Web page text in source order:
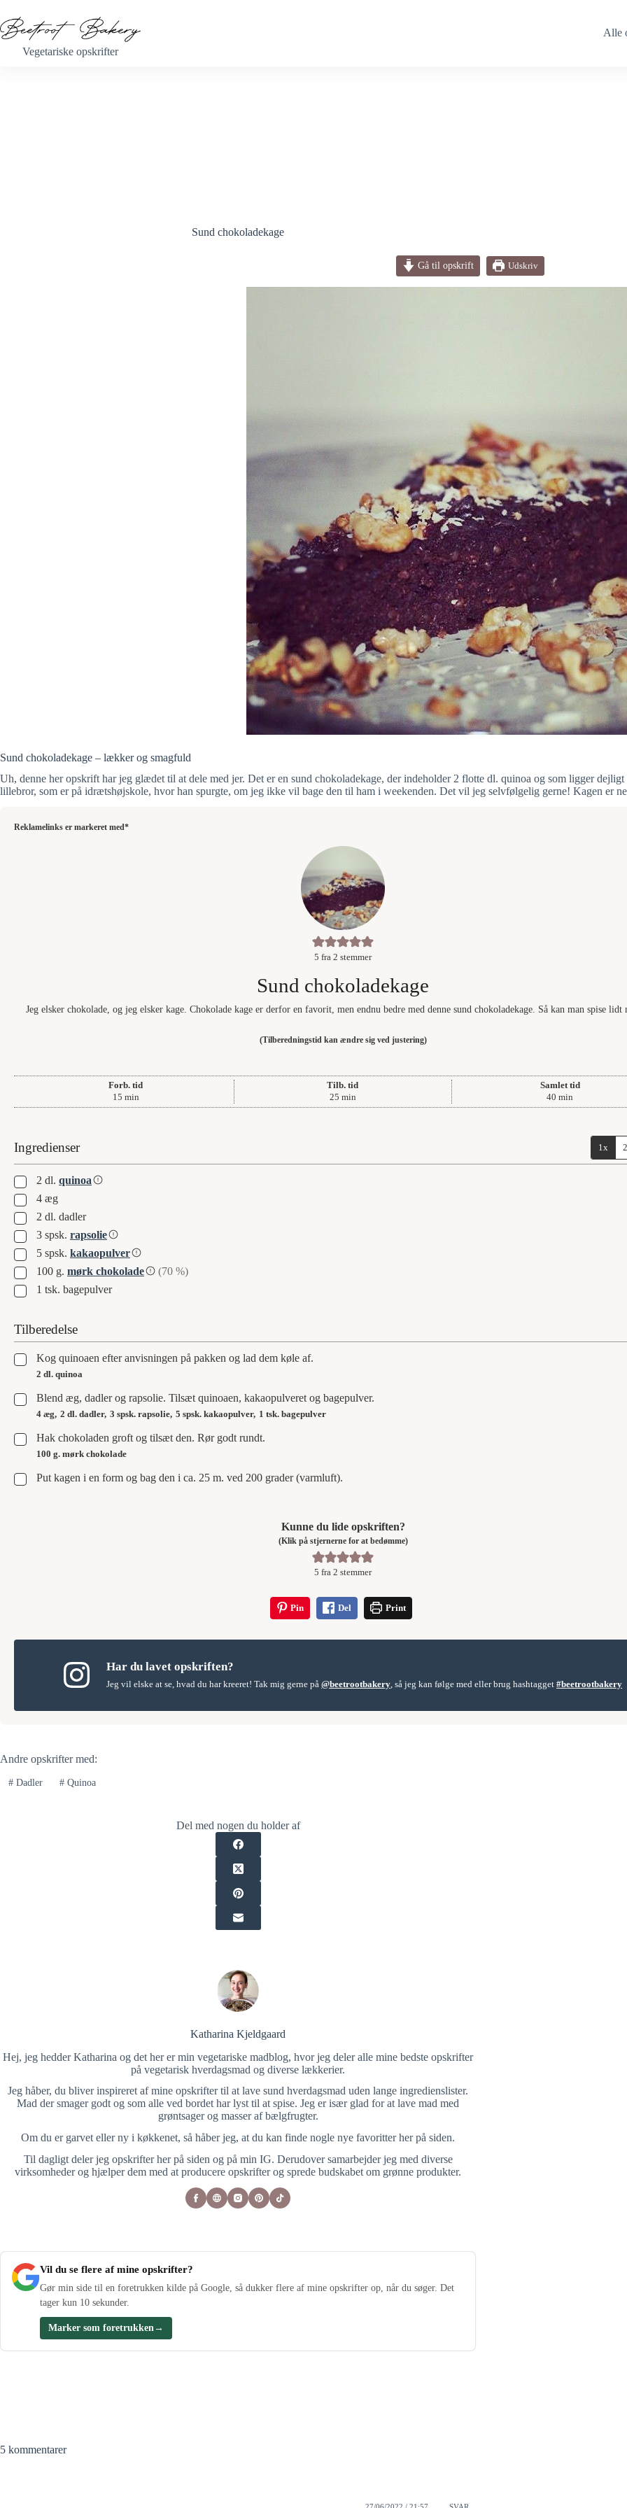
til
indhold
Vegetariske opskrifter
Alle
Sund chokoladekage
Gå til opskrift Udskriv
Sund chokoladekage – lækker og smagfuld
Uh, denne her opskrift har jeg glædet til at dele med jer. Det er en sund chokoladekage, der indeholder 2 flotte dl. quinoa og som ligger
lillebror, som er på idrætshøjskole, hvor han spurgte, om jeg ikke vil bage den til ham i weekenden. Det vil jeg selvfølgelig gerne! Kagen er
Reklamelinks er markeret med*
5 fra 2 stemmer
Sund chokoladekage
Jeg elsker chokolade, og jeg elsker kage. Chokolade kage er derfor en favorit, men endnu bedre med denne sund chokoladekage. Så kan man spise lidt
(Tilberedningstid kan ændre sig ved justering)
Forb. tid
15minutter
min
Tilb. tid
25minutter
min
Samlet tid
40 minutter
min
Ingredienser 1x
▢
2 dl. quinoa
▢
4 æg
▢
2 dl. dadler
▢
3 spsk. rapsolie
▢
5 spsk. kakaopulver
▢100 g. mørk chokolade (70 %)
▢1 tsk. bagepulver
Tilberedelse
▢
Kog quinoaen efter anvisningen på pakken og lad dem køle af.
2 dl. quinoa
▢
Blend æg, dadler og rapsolie. Tilsæt quinoaen, kakaopulveret og bagepulver.
4 æg, 2 dl. dadler, 3 spsk. rapsolie, 5 spsk. kakaopulver, 1 tsk. bagepulver
▢
Hak chokoladen groft og tilsæt den. Rør godt rundt.
100 g. mørk chokolade
▢
Put kagen i en form og bag den i ca. 25 m. ved 200 grader (varmluft).
Kunne du lide opskriften?
(Klik på stjernerne for at bedømme)
5 fra 2 stemmer
Pin Del Print
Har du lavet opskriften?
Jeg vil elske at se, hvad du har kreeret! Tak mig gerne på@beetrootbakery , så jeg kan følge med eller brug hashtagget#beetrootbakery
Andre opskrifter med:
#Dadler #Quinoa
Del med nogen du holder af
Katharina Kjeldgaard
Hej, jeg hedder Katharina og det her er min vegetariske madblog, hvor jeg deler alle mine bedste opskrifter
på vegetarisk hverdagsmad og diverse lækkerier.
Jeg håber, du bliver inspireret af mine opskrifter til at lave sund hverdagsmad uden lange ingredienslister.
Mad der smager godt og som alle ved bordet har lyst til at spise. Jeg er især glad for at lave mad med
grøntsager og masser af bælgfrugter.
Om du er garvet eller ny i køkkenet, så håber jeg, at du kan finde nogle nye favoritter her på siden.
Til dagligt deler jeg opskrifter her på siden og på min IG. Derudover samarbejder jeg med diverse
virksomheder og hjælper dem med at producere opskrifter og sprede budskabet om grønne produkter.
Vil du se flere af mine opskrifter?
Gør min side til en foretrukken kilde på Google, så dukker flere af mine opskrifter op, når du søger. Det
tager kun 10 sekunder.
Marker som foretrukken →
5 kommentarer